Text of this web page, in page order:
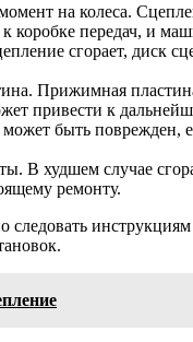
на колеса.
коробке передач, и
сгорает, диск
Прижимная
привести к
быть поврежден,
В худшем случае
ремонту.
следовать